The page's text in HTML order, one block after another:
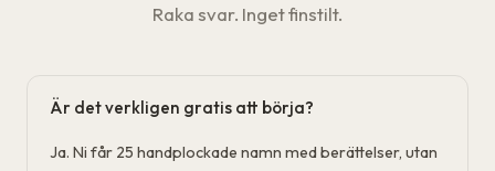
Raka svar. Inget finstilt.
Är det verkligen gratis att börja?
Ja. Ni får 25 handplockade namn med berättelser, utan